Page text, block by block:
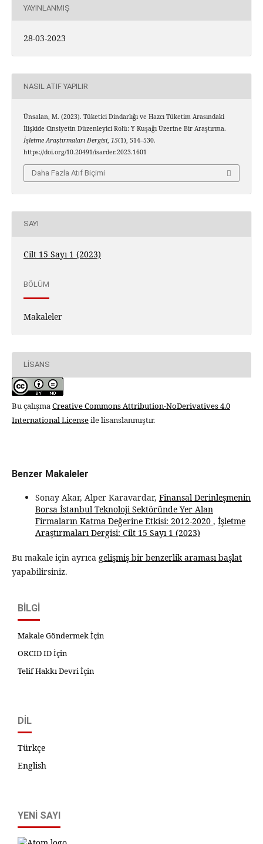
YAYINLANMIŞ
28-03-2023
NASIL ATIF YAPILIR
Ünsalan, M. (2023). Tüketici Dindarlığı ve Hazcı Tüketim Arasındaki
İlişkide Cinsiyetin Düzenleyici Rolü: Y Kuşağı Üzerine Bir Araştırma.
İşletme Araştırmaları Dergisi, 15(1), 514–530.
https://doi.org/10.20491/isarder.2023.1601
Daha Fazla Atıf Biçimi
SAYI
Cilt 15 Sayı 1 (2023)
BÖLÜM
Makaleler
LISANS
Bu çalışmaCreative Commons Attribution-NoDerivatives 4.0
International Licenseile lisanslanmıştır.
Benzer Makaleler
Sonay Akar, Alper Karavardar, Finansal Derinleşmenin
Borsa İstanbul Teknoloji Sektöründe Yer Alan
Firmaların Katma Değerine Etkisi: 2012-2020 , İşletme
Araştırmaları Dergisi: Cilt 15 Sayı 1 (2023)
Bu makale için ayrıca gelişmiş bir benzerlik araması başlat
yapabilirsiniz.
BILGI
Makale Göndermek İçin
ORCID ID İçin
Telif Hakkı Devri İçin
DIL
Türkçe
English
YENI SAYI